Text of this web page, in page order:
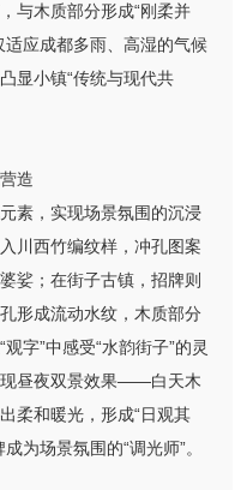
与木质部分形成“刚柔并
应成都多雨、高湿的气候
显小镇“传统与现代共
造
素，实现场景氛围的沉浸
川西竹编纹样，冲孔图案
娑；在街子古镇，招牌则
形成流动水纹，木质部分
字”中感受“水韵街子”的灵
现昼夜双景效果——白天木
柔和暖光，形成“日观其
为场景氛围的“调光师”。